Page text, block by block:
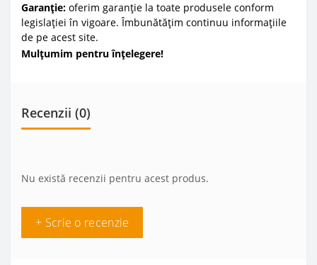
Garanție: oferim garanție la toate produsele conform
legislației în vigoare. Îmbunătățim continuu informațiile
de pe acest site.
Mulțumim pentru înțelegere!
Recenzii (0)
Nu există recenzii pentru acest produs.
+ Scrie o recenzie